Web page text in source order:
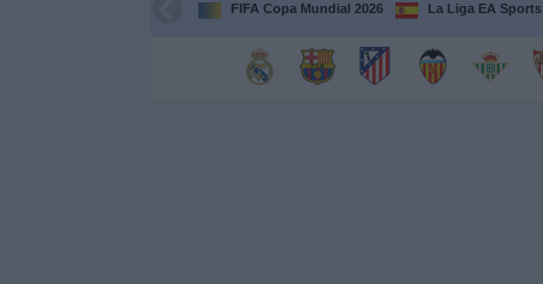
FIFA Copa Mundial 2026 La Liga EA Sports